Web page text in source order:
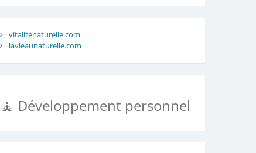
vitaliténaturelle.com
lavieaunaturelle.com
🧘 Développement personnel